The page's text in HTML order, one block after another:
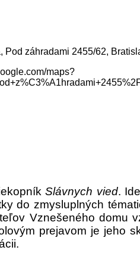
Pod záhradami 2455/62,
maps?
Slávnych vied.
do zmysluplných
Vznešeného domu
prejavom je jeho